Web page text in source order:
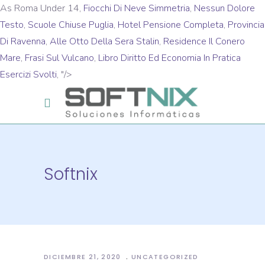
As Roma Under 14, Fiocchi Di Neve Simmetria, Nessun Dolore
Testo, Scuole Chiuse Puglia, Hotel Pensione Completa, Provincia
Di Ravenna, Alle Otto Della Sera Stalin, Residence Il Conero
Mare, Frasi Sul Vulcano, Libro Diritto Ed Economia In Pratica
Esercizi Svolti, "/>
Softnix
DICIEMBRE 21, 2020 UNCATEGORIZED